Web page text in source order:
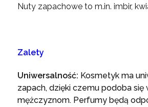
Nuty zapachowe to m.in. imbir,
Zalety
Uniwersalność: Kosmetyk ma
zapach, dzięki czemu podoba się
mężczyznom. Perfumy będą